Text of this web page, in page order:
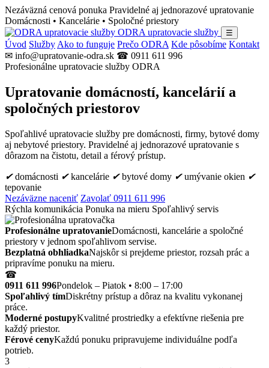
Nezáväzná cenová ponuka Pravidelné aj jednorazové upratovanie
Domácnosti • Kancelárie • Spoločné priestory
ODRA upratovacie služby
☰
Úvod Služby Ako to funguje Prečo ODRA Kde pôsobíme Kontakt
✉ info@upratovanie-odra.sk ☎ 0911 611 996
Profesionálne upratovacie služby ODRA
Upratovanie domácností, kancelárií a
spoločných priestorov
Spoľahlivé upratovacie služby pre domácnosti, firmy, bytové domy
aj nebytové priestory. Pravidelné aj jednorazové upratovanie s
dôrazom na čistotu, detail a férový prístup.
✔domácnosti ✔kancelárie ✔bytové domy ✔umývanie okien ✔
tepovanie
Nezáväzne naceniť Zavolať 0911 611 996
Rýchla komunikácia Ponuka na mieru Spoľahlivý servis
Profesionálne upratovanieDomácnosti, kancelárie a spoločné
priestory v jednom spoľahlivom servise.
Bezplatná obhliadkaNajskôr si prejdeme priestor, rozsah prác a
pripravíme ponuku na mieru.
☎
0911 611 996Pondelok – Piatok • 8:00 – 17:00
Spoľahlivý tímDiskrétny prístup a dôraz na kvalitu vykonanej
práce.
Moderné postupyKvalitné prostriedky a efektívne riešenia pre
každý priestor.
Férové cenyKaždú ponuku pripravujeme individuálne podľa
potrieb.
3